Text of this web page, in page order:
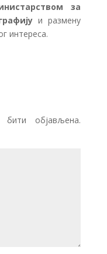
за
и размену
интереса.
објављена.